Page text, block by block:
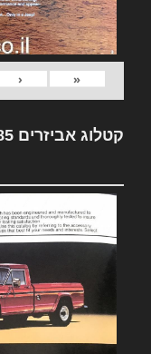
«
‹
קטלוג אביזרים Jeep 1985